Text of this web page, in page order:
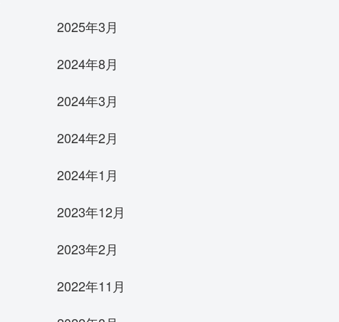
2025年3月
2024年8月
2024年3月
2024年2月
2024年1月
2023年12月
2023年2月
2022年11月